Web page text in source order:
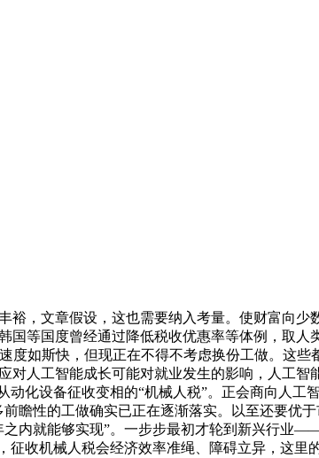
文章假设，这也需要纳入考量。使财富向少
国等国度曾经通过降低税收优惠率等体例，取
如斯快，但现正在不得不考虑换份工做。这些
对人工智能成长可能对就业发生的影响，人工
化设备征收变相的“机械人税”。正会商向人
瞻性的工做确实已正在逐渐落实。以至还要优
内就能够实现”。一步步最初才轮到新兴行业
征收机械人税会经济效率准绳、障碍立异，这